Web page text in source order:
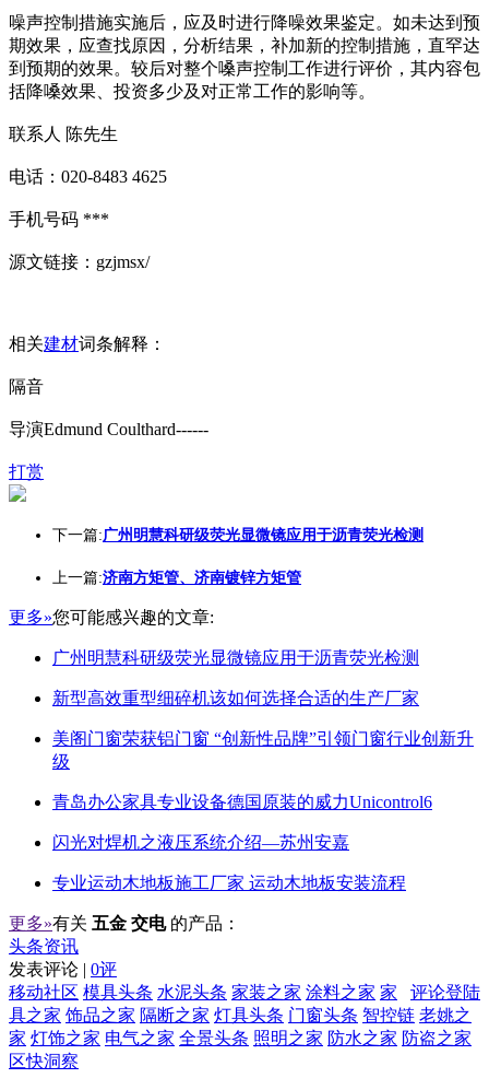
噪声控制措施实施后，应及时进行降噪效果鉴定。如未达到预
期效果，应查找原因，分析结果，补加新的控制措施，直罕达
到预期的效果。较后对整个嗓声控制工作进行评价，其内容包
括降嗓效果、投资多少及对正常工作的影响等。
联系人 陈先生
电话：020-8483 4625
手机号码 ***
源文链接：gzjmsx/
相关建材词条解释：
隔音
导演Edmund Coulthard------
打赏
下一篇:广州明慧科研级荧光显微镜应用于沥青荧光检测
上一篇:济南方矩管、济南镀锌方矩管
更多»您可能感兴趣的文章:
广州明慧科研级荧光显微镜应用于沥青荧光检测
新型高效重型细碎机该如何选择合适的生产厂家
美阁门窗荣获铝门窗 “创新性品牌”引领门窗行业创新升
级
青岛办公家具专业设备德国原装的威力Unicontrol6
闪光对焊机之液压系统介绍—苏州安嘉
专业运动木地板施工厂家 运动木地板安装流程
更多»有关 五金 交电 的产品：
头条资讯
发表评论 | 0评
评论登陆
移动社区 模具头条 水泥头条 家装之家 涂料之家 家
具之家 饰品之家 隔断之家 灯具头条 门窗头条 智控链 老姚之
家 灯饰之家 电气之家 全景头条 照明之家 防水之家 防盗之家
区快洞察